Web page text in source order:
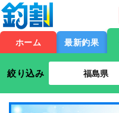
ホーム 最新釣果
絞り込み 福島県